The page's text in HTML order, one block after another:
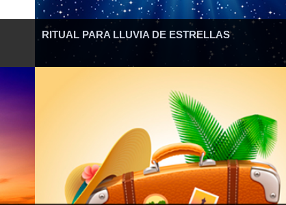
RITUAL PARA LLUVIA DE ESTRELLAS